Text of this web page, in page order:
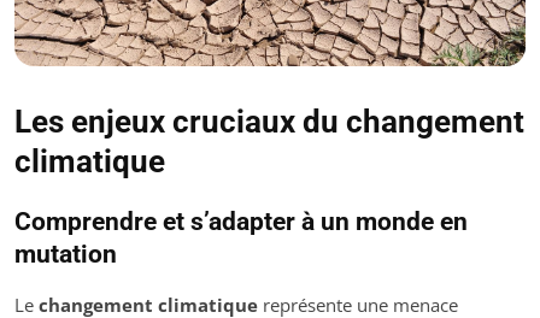
Les enjeux cruciaux du changement
climatique
Comprendre et s’adapter à un monde en
mutation
Le changement climatique représente une menace